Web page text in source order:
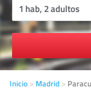
Inicio Madrid